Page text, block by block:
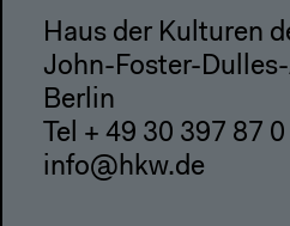
Haus der Kulturen
John-Foster-
Berlin
Tel + 49 30 397 87 0
info@hkw.de